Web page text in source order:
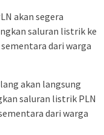
akan segera
saluran listrik ke
dari warga
akan langsung
saluran listrik PLN
dari warga